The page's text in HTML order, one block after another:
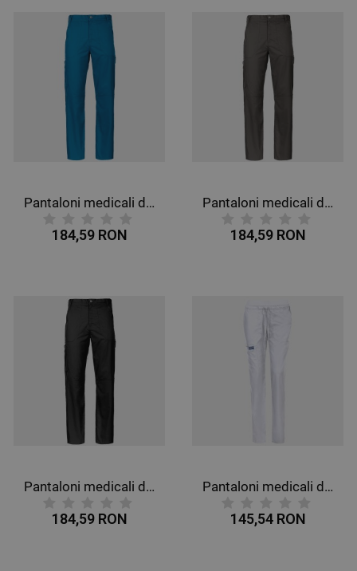
Pantaloni medicali de bărbat CHEROKEE MR TAPERED CARIBBEAN BLUE WWE140
184,59 RON
Pantaloni medicali de bărbat CHEROKEE MR TAPERED GRI WWE140
184,59 RON
Pantaloni medicali de bărbat CHEROKEE MR TAPERED NEGRU WWE140
184,59 RON
Pantaloni medicali de damă CHEROKEE MR TAPERED ALB WWE105
145,54 RON